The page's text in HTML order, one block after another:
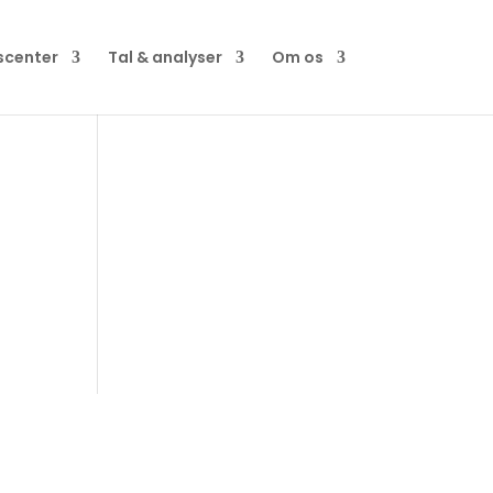
Tal & analyser Om os